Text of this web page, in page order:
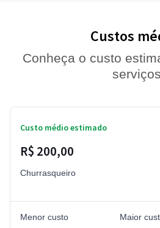
Custos
Conheça o custo
serviços
Custo médio estimado
R$ 200,00
Churrasqueiro
Menor custo Maior